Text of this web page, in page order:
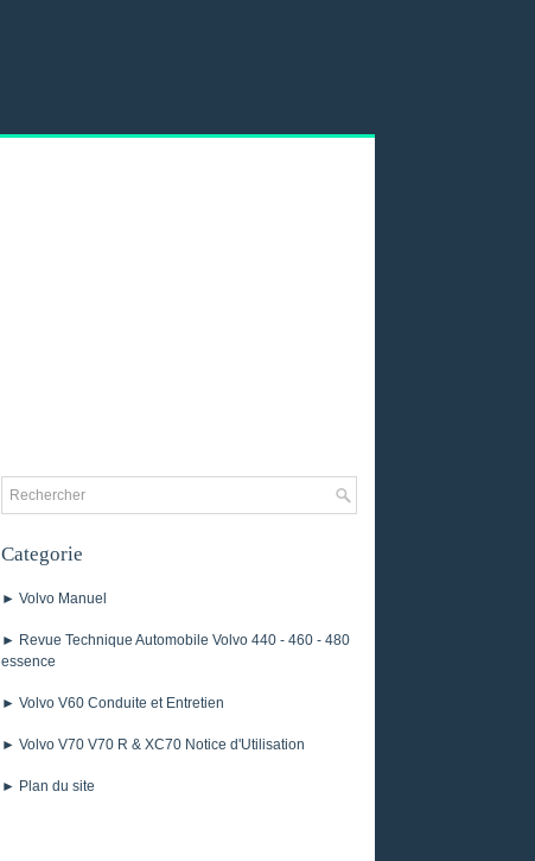
Categorie
► Volvo Manuel
► Revue Technique Automobile Volvo 440 - 460 - 480
essence
► Volvo V60 Conduite et Entretien
► Volvo V70 V70 R & XC70 Notice d'Utilisation
► Plan du site